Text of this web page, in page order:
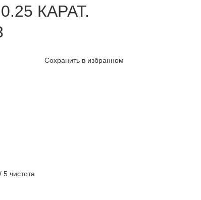
КАРАТ.
Сохранить в избранном
5 чистота